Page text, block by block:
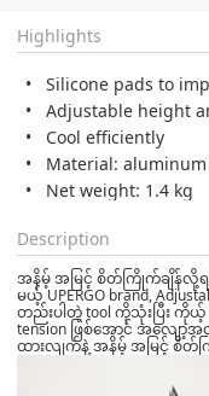
Highlights
Silicone pads to
Adjustable height
Cool efficiently
Material:
Net weight: 1.4 kg
Description
အနိမ့် အမြင့် စိတ်ကြိုက်ချိန်လို့ရပ
မယ့် UPERGO brand,
တည်းပါတဲ့ tool ကိုသုံးပြီး ကို
tension ဖြစ်အောင် အလျော့
ထားလျက်နဲ့ အနိမ့် အမြင့် စိတ်ကြို